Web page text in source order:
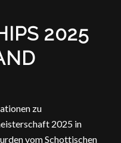
2025
zu
2025 in
vom Schottischen